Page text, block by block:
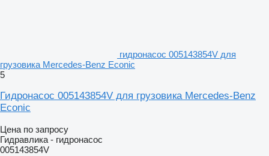
гидронасос 005143854V для
грузовика Mercedes-Benz Econic
5
Гидронасос 005143854V для грузовика Mercedes-Benz
Econic
Цена по запросу
Гидравлика - гидронасос
005143854V